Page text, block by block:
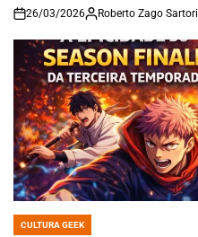
on
26/03/2026 Roberto Zago Sartori
POSTED
CULTURA GEEK